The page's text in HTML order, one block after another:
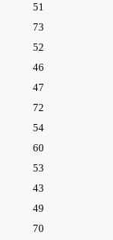
51
73
52
46
47
72
54
60
53
43
49
70